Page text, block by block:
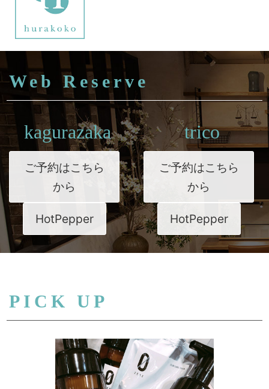
Web Reserve
kagurazaka
ご予約はこちら
から
HotPepper
trico
ご予約はこちら
から
HotPepper
PICK UP